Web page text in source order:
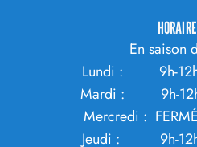
En saison
Lundi : 9h-12h
Mardi : 9h-12h
Mercredi :
Jeudi : 9h-12h